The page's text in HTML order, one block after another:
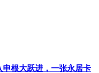
根大跃进，一张永居卡